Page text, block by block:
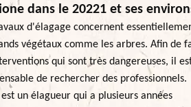
dans le 20221 et ses
d'élagage concernent
végétaux comme les arbres. Afin de
qui sont très dangereuses, il
de rechercher des professionnels.
est un élagueur qui a plusieurs années